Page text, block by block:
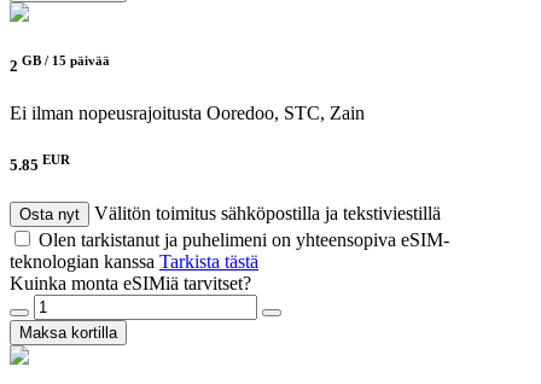
2 GB / 15 päivää
Ei ilman nopeusrajoitusta Ooredoo, STC, Zain
5.85 EUR
Osta nyt
Välitön toimitus sähköpostilla ja tekstiviestillä
Olen tarkistanut ja puhelimeni on yhteensopiva eSIM-
teknologian kanssa Tarkista tästä
Kuinka monta eSIMiä tarvitset?
Maksa kortilla